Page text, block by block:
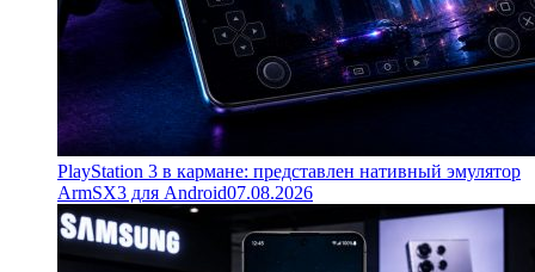
PlayStation 3 в кармане: представлен нативный эмулятор
ArmSX3 для Android07.08.2026